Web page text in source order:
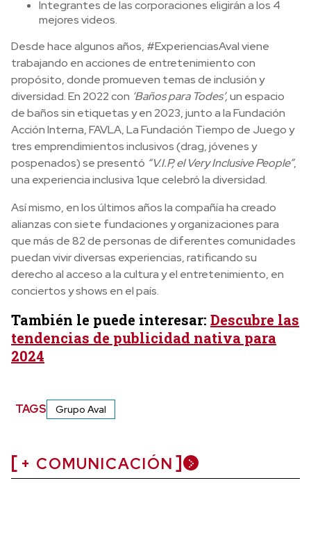
Integrantes de las corporaciones eligirán a los 4
mejores videos.
Desde hace algunos años, #ExperienciasAval viene
trabajando en acciones de entretenimiento con
propósito, donde promueven temas de inclusión y
diversidad. En 2022 con ‘Baños para Todes’,un espacio
de baños sin etiquetas y en 2023, junto a la Fundación
Acción Interna, FAVLA, La Fundación Tiempo de Juego y
tres emprendimientos inclusivos (drag, jóvenes y
pospenados) se presentó “V.I.P, el Very Inclusive People”,
una experiencia inclusiva 1que celebró la diversidad.
Así mismo, en los últimos años la compañía ha creado
alianzas con siete fundaciones y organizaciones para
que más de 82 de personas de diferentes comunidades
puedan vivir diversas experiencias, ratificando su
derecho al acceso a la cultura y el entretenimiento, en
conciertos y shows en el país.
También le puede interesar: Descubre las
tendencias de publicidad nativa para
2024
TAGS Grupo Aval
+ COMUNICACIÓN